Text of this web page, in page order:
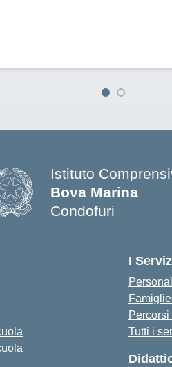
Istituto
Bova Marina
Condofuri
I
Tutti i